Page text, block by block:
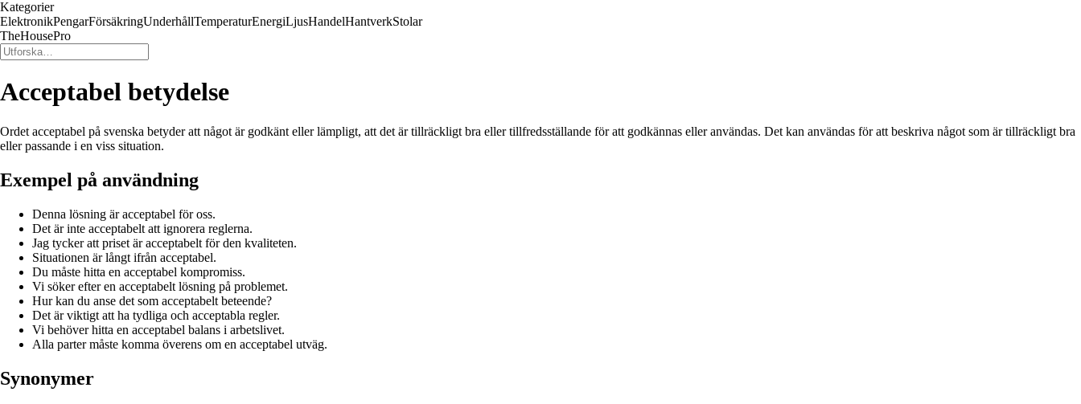
Kategorier
ElektronikPengarFörsäkringUnderhållTemperaturEnergiLjusHandelHantverkStolar
TheHousePro
Acceptabel betydelse
Ordet acceptabel på svenska betyder att något är godkänt eller lämpligt, att det är tillräckligt bra eller tillfredsställande för att godkännas eller användas. Det kan användas för att beskriva något som är tillräckligt bra
eller passande i en viss situation.
Exempel på användning
Denna lösning är acceptabel för oss.
Det är inte acceptabelt att ignorera reglerna.
Jag tycker att priset är acceptabelt för den kvaliteten.
Situationen är långt ifrån acceptabel.
Du måste hitta en acceptabel kompromiss.
Vi söker efter en acceptabelt lösning på problemet.
Hur kan du anse det som acceptabelt beteende?
Det är viktigt att ha tydliga och acceptabla regler.
Vi behöver hitta en acceptabel balans i arbetslivet.
Alla parter måste komma överens om en acceptabel utväg.
Synonymer